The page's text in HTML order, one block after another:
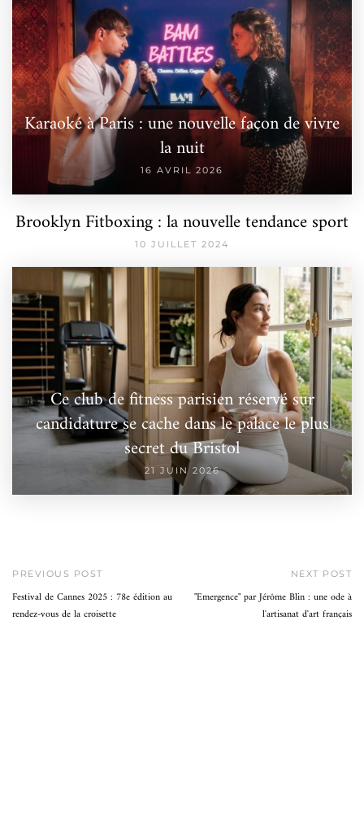
Karaoké à Paris : une nouvelle façon de vivre
la nuit
16 AVRIL 2026
Brooklyn Fitboxing : la nouvelle tendance sport
10 JUILLET 2024
Ce club de fitness parisien réservé sur
candidature se cache dans le palace le plus
secret du Bristol
21 JUIN 2026
PREVIOUS POST
Festival de Cannes 2025 : 78e édition au
rendez-vous de la croisette
NEXT POST
"Emergence" par Jérôme Blin : une ode à
l'artisanat d'art français